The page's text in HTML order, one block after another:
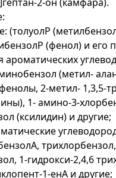
2-он (камфара).
(толуолР
(фенол) и его
ароматических
(метил-
2-метил- 1,3,5-
1- амино-3-
(ксилидин) и другие;
1-гидрокси-2,4,6
1-енА и другие;